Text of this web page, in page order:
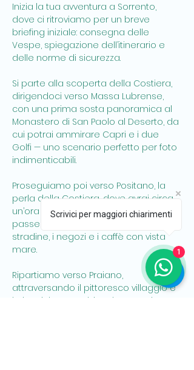
Inizia la tua avventura a Sorrento,
dove ci ritroviamo per un breve
briefing iniziale: consegna delle
Vespe, spiegazione dell’itinerario e
delle norme di sicurezza.
Si parte alla scoperta della Costiera,
dirigendoci verso Massa Lubrense,
con una prima sosta panoramica al
Monastero di San Paolo al Deserto, da
cui potrai ammirare Capri e i due
Golfi — uno scenario perfetto per foto
indimenticabili.
Proseguiamo poi verso Positano, la
perla della Costiera, dove avrai circa
un’ora di tempo libero per
passeggiare tra le caratteristiche
stradine, i negozi e i caffè con vista
mare.
Ripartiamo verso Praiano,
attraversando il pittoresco villaggio e
le iconiche case bianche, con due
Scrivici per maggiori chiarimenti
1